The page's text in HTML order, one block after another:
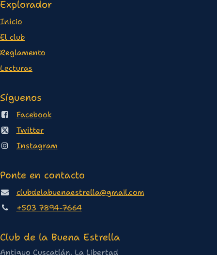
Explorador
Inicio
El club
Reglamento
Lecturas
Síguenos
Facebook
Twitter
Instagram
Ponte en contacto
clubdelabuenaestrella@gmail.com
+503 7894-7664
Club de la Buena Estrella
Antiguo Cuscatlán, La Libertad